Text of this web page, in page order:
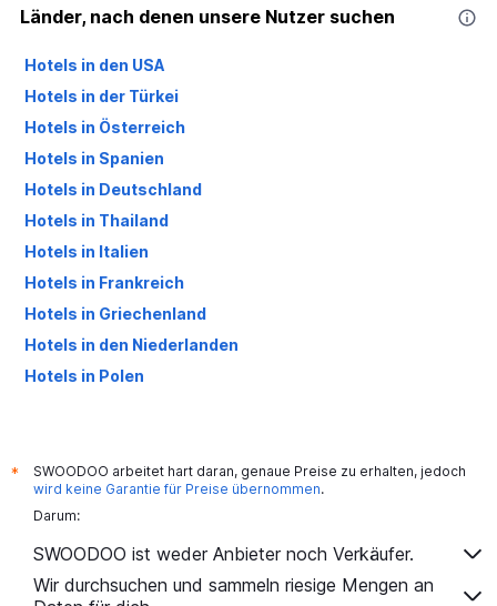
Länder, nach denen unsere Nutzer suchen
Hotels in den USA
Hotels in der Türkei
Hotels in Österreich
Hotels in Spanien
Hotels in Deutschland
Hotels in Thailand
Hotels in Italien
Hotels in Frankreich
Hotels in Griechenland
Hotels in den Niederlanden
Hotels in Polen
*
SWOODOO arbeitet hart daran, genaue Preise zu erhalten, jedoch
wird keine Garantie für Preise übernommen.
Darum:
SWOODOO ist weder Anbieter noch Verkäufer.
Wir durchsuchen und sammeln riesige Mengen an